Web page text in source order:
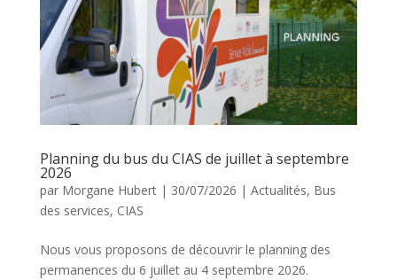
Planning du bus du CIAS de juillet à septembre
2026
par Morgane Hubert| 30/07/2026 | Actualités, Bus
des services, CIAS
Nous vous proposons de découvrir le planning des
permanences du 6 juillet au 4 septembre 2026.